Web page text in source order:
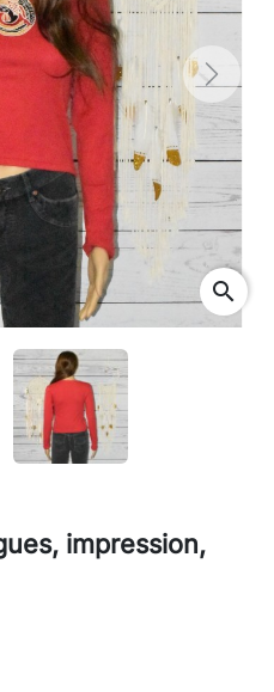
Next
search
impression,